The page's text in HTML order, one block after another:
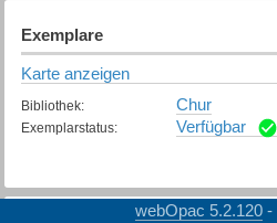
Exemplare
Karte anzeigen
Bibliothek: Chur
Exemplarstatus: Verfügbar
webOpac 5.2.120 -